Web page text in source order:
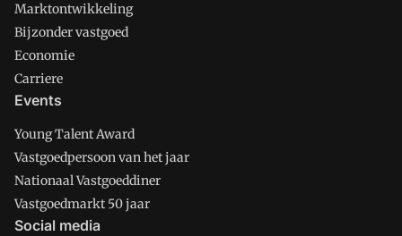
Marktontwikkeling
Bijzonder vastgoed
Economie
Carriere
Events
Young Talent Award
Vastgoedpersoon van het jaar
Nationaal Vastgoeddiner
Vastgoedmarkt 50 jaar
Social media